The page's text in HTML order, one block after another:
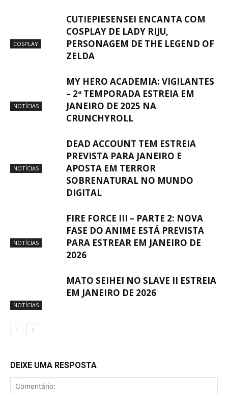
COSPLAY
CUTIEPIESENSEI ENCANTA COM
COSPLAY DE LADY RIJU,
PERSONAGEM DE THE LEGEND OF
ZELDA
NOTÍCIAS
MY HERO ACADEMIA: VIGILANTES
– 2ª TEMPORADA ESTREIA EM
JANEIRO DE 2025 NA
CRUNCHYROLL
NOTÍCIAS
DEAD ACCOUNT TEM ESTREIA
PREVISTA PARA JANEIRO E
APOSTA EM TERROR
SOBRENATURAL NO MUNDO
DIGITAL
NOTÍCIAS
FIRE FORCE III – PARTE 2: NOVA
FASE DO ANIME ESTÁ PREVISTA
PARA ESTREAR EM JANEIRO DE
2026
NOTÍCIAS
MATO SEIHEI NO SLAVE II ESTREIA
EM JANEIRO DE 2026
DEIXE UMA RESPOSTA